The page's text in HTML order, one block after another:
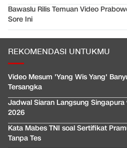
Bawaslu Rilis Temuan Video
Sore Ini
REKOMENDASI UNTUKMU
Video Mesum 'Yang Wis Yang'
Tersangka
Jadwal Siaran Langsung Singapura
2026
Kata Mabes TNI soal Sertifikat
Tanpa Tes